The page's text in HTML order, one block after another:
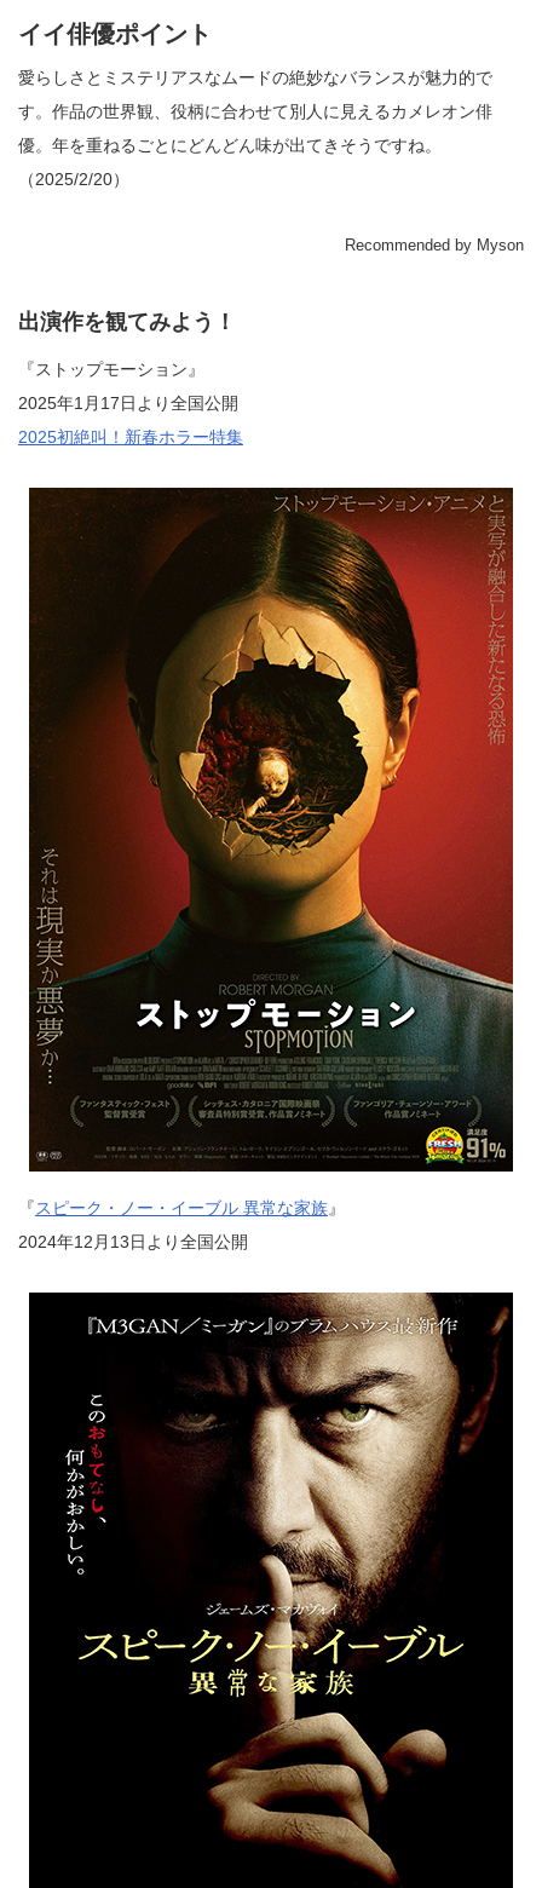
イイ俳優ポイント
愛らしさとミステリアスなムードの絶妙なバランスが魅力的で
す。作品の世界観、役柄に合わせて別人に見えるカメレオン俳
優。年を重ねるごとにどんどん味が出てきそうですね。
（2025/2/20）
Recommended by Myson
出演作を観てみよう！
『ストップモーション』
2025年1月17日より全国公開
2025初絶叫！新春ホラー特集
『スピーク・ノー・イーブル 異常な家族』
2024年12月13日より全国公開